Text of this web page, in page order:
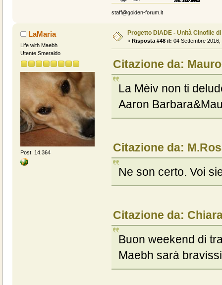
staff@golden-forum.it
LaMaria
Life with Maebh
Utente Smeraldo
Post: 14.364
Progetto DIADE - Unità Cinofile
« Risposta #48 il: 04 Settembre 2016,
Citazione da:
La Mèiv non ti
Aaron
Citazione da:
Ne son certo. Voi
Citazione da:
Buon weekend di
Maebh sarà